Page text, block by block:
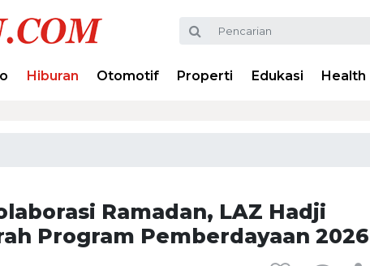
Hiburan Otomotif Properti Edukasi Health
Ramadan, LAZ Hadji
Program Pemberdayaan 2026